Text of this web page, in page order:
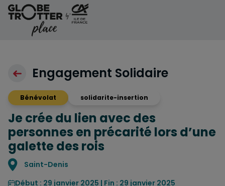
Aller au contenu
Engagement Solidaire
Bénévolat solidarite-insertion
Je crée du lien avec des
personnes en précarité lors d’une
galette des rois
Localisation
Saint-Denis
Début : 29 janvier 2025 | Fin : 29 janvier 2025